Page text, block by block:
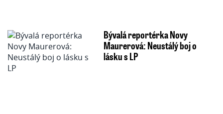
Bývalá reportérka Novy
Maurerová: Neustálý boj o
lásku s LP